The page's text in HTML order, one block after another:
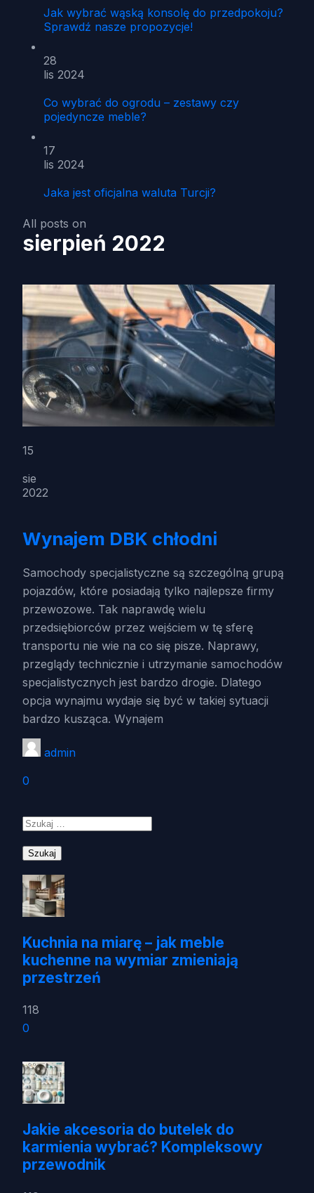
Jak wybrać wąską konsolę do przedpokoju?
Sprawdź nasze propozycje!
28
lis 2024
Co wybrać do ogrodu – zestawy czy
pojedyncze meble?
17
lis 2024
Jaka jest oficjalna waluta Turcji?
All posts on
sierpień 2022
15
sie
2022
Wynajem DBK chłodni
Samochody specjalistyczne są szczególną grupą
pojazdów, które posiadają tylko najlepsze firmy
przewozowe. Tak naprawdę wielu
przedsiębiorców przez wejściem w tę sferę
transportu nie wie na co się pisze. Naprawy,
przeglądy technicznie i utrzymanie samochodów
specjalistycznych jest bardzo drogie. Dlatego
opcja wynajmu wydaje się być w takiej sytuacji
bardzo kusząca. Wynajem
admin
0
Kuchnia na miarę – jak meble
kuchenne na wymiar zmieniają
przestrzeń
118
0
Jakie akcesoria do butelek do
karmienia wybrać? Kompleksowy
przewodnik